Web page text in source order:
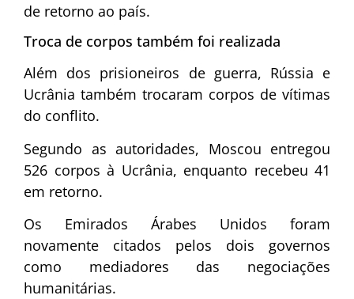
de retorno ao país.
Troca de corpos também foi realizada
Além dos prisioneiros de guerra, Rússia e
Ucrânia também trocaram corpos de vítimas
do conflito.
Segundo as autoridades, Moscou entregou
526 corpos à Ucrânia, enquanto recebeu 41
em retorno.
Os Emirados Árabes Unidos foram
novamente citados pelos dois governos
como mediadores das negociações
humanitárias.